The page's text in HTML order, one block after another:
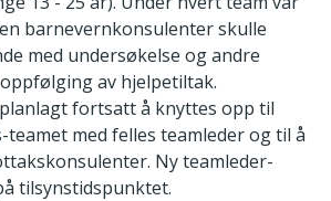
barnevernkonsulenter skulle
med undersøkelse og andre
av hjelpetiltak.
fortsatt å knyttes opp til
teamet med felles teamleder og til å
Ny teamleder-
tilsynstidspunktet.